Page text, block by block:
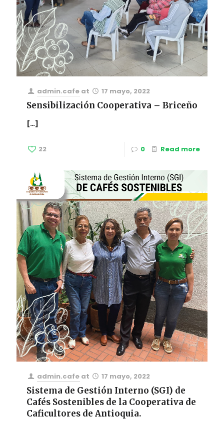
admin.cafe at 17 mayo, 2022
Sensibilización Cooperativa – Briceño
[…]
22 0 Read more
admin.cafe at 17 mayo, 2022
Sistema de Gestión Interno (SGI) de
Cafés Sostenibles de la Cooperativa de
Caficultores de Antioquia.